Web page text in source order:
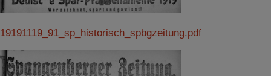
19191119_91_sp_historisch_spbgzeitung.pdf